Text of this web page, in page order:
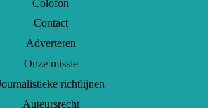
Colofon
Contact
Adverteren
Onze missie
richtlijnen
Auteursrecht